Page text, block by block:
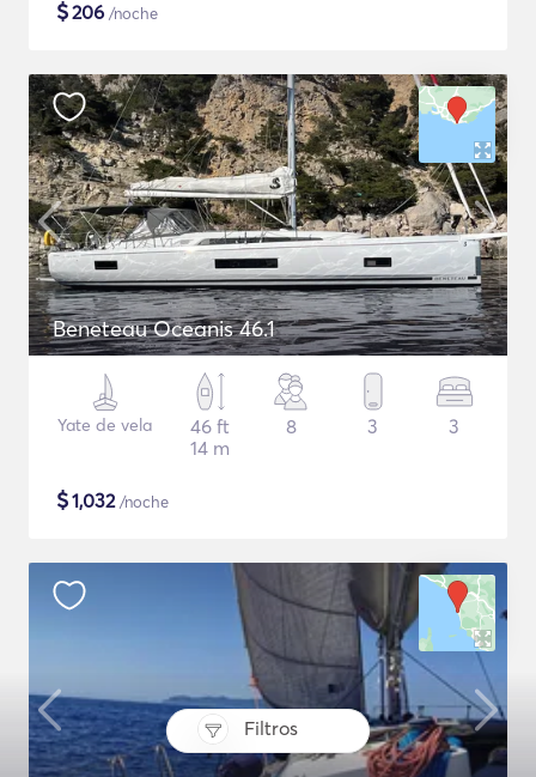
Filtros
$206 /noche
Beneteau Oceanis 46.1
Yate de vela
46 ft
14 m
8 3 3
$1,032/noche